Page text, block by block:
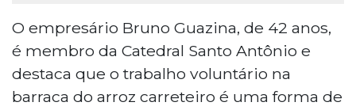
O empresário Bruno Guazina, de 42 anos,
é membro da Catedral Santo Antônio e
destaca que o trabalho voluntário na
barraca do arroz carreteiro é uma forma de